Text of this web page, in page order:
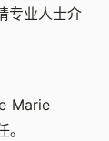
专业人士介
Marie